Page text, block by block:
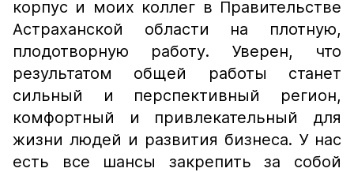
корпус и моих коллег в Правительстве
Астраханской области на плотную,
плодотворную работу. Уверен, что
результатом общей работы станет
сильный и перспективный регион,
комфортный и привлекательный для
жизни людей и развития бизнеса. У нас
есть все шансы закрепить за собой